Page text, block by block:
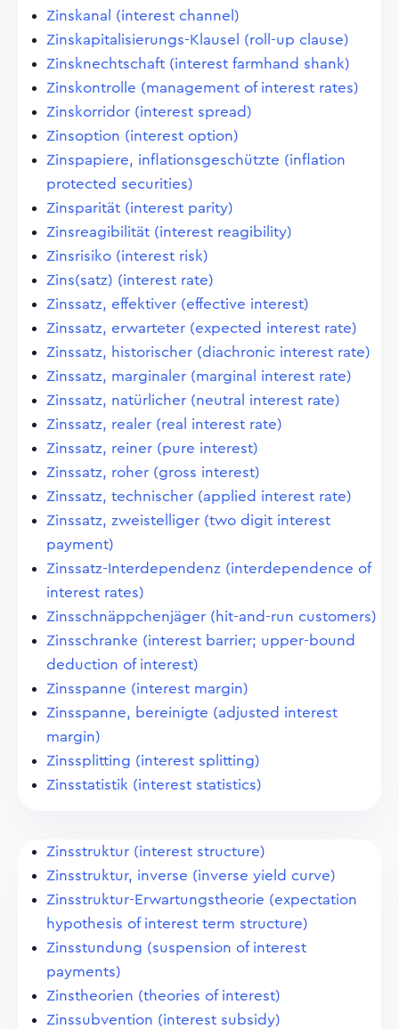
Zinskanal (interest channel)
Zinskapitalisierungs-Klausel (roll-up clause)
Zinsknechtschaft (interest farmhand shank)
Zinskontrolle (management of interest rates)
Zinskorridor (interest spread)
Zinsoption (interest option)
Zinspapiere, inflationsgeschützte (inflation
protected securities)
Zinsparität (interest parity)
Zinsreagibilität (interest reagibility)
Zinsrisiko (interest risk)
Zins(satz) (interest rate)
Zinssatz, effektiver (effective interest)
Zinssatz, erwarteter (expected interest rate)
Zinssatz, historischer (diachronic interest rate)
Zinssatz, marginaler (marginal interest rate)
Zinssatz, natürlicher (neutral interest rate)
Zinssatz, realer (real interest rate)
Zinssatz, reiner (pure interest)
Zinssatz, roher (gross interest)
Zinssatz, technischer (applied interest rate)
Zinssatz, zweistelliger (two digit interest
payment)
Zinssatz-Interdependenz (interdependence of
interest rates)
Zinsschnäppchenjäger (hit-and-run customers)
Zinsschranke (interest barrier; upper-bound
deduction of interest)
Zinsspanne (interest margin)
Zinsspanne, bereinigte (adjusted interest
margin)
Zinssplitting (interest splitting)
Zinsstatistik (interest statistics)
Zinsstruktur (interest structure)
Zinsstruktur, inverse (inverse yield curve)
Zinsstruktur-Erwartungstheorie (expectation
hypothesis of interest term structure)
Zinsstundung (suspension of interest
payments)
Zinstheorien (theories of interest)
Zinssubvention (interest subsidy)